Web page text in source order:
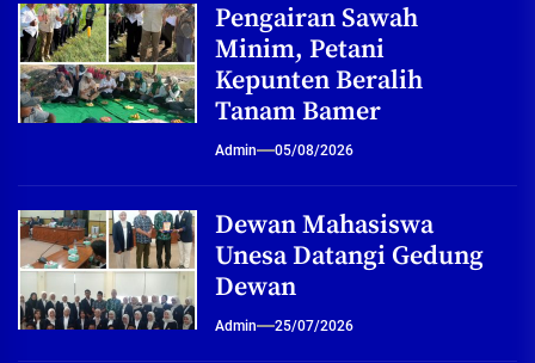
Pengairan Sawah
Minim, Petani
Kepunten Beralih
Tanam Bamer
Admin 05/08/2026
Dewan Mahasiswa
Unesa Datangi Gedung
Dewan
Admin 25/07/2026